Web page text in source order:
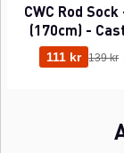
CWC Rod
(170cm) -
111 kr 139 kr